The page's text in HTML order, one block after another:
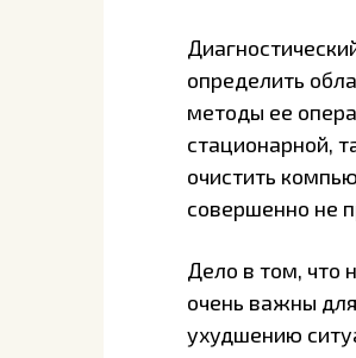
определить
методы ее
стационарной,
очистить
совершенно не
Дело в том, что
очень важны
ухудшению